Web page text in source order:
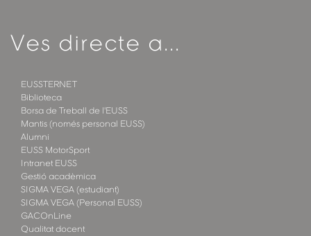
Ves directe a...
EUSSTERNET
Biblioteca
Borsa de Treball de l'EUSS
Mantis (només personal EUSS)
Alumni
EUSS MotorSport
Intranet EUSS
Gestió acadèmica
SIGMA VEGA (estudiant)
SIGMA VEGA (Personal EUSS)
GACOnLine
Qualitat docent